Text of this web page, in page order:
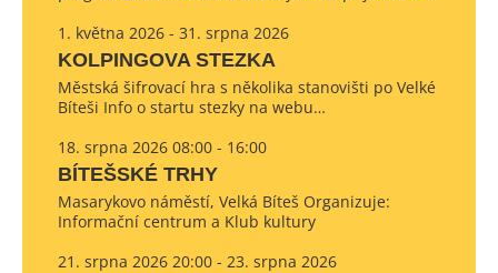
1. května 2026 - 31. srpna 2026
KOLPINGOVA STEZKA
Městská šifrovací hra s několika stanovišti po Velké
Bíteši Info o startu stezky na webu…
18. srpna 2026 08:00 - 16:00
BÍTEŠSKÉ TRHY
Masarykovo náměstí, Velká Bíteš Organizuje:
Informační centrum a Klub kultury
21. srpna 2026 20:00 - 23. srpna 2026